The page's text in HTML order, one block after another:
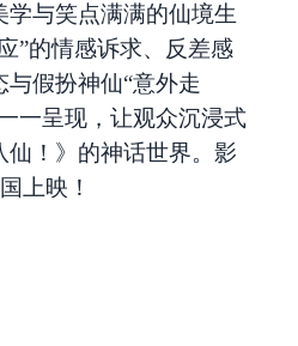
与笑点满满的仙境生
”的情感诉求、反差感
假扮神仙“意外走
一呈现，让观众沉浸式
仙！》的神话世界。影
上映！